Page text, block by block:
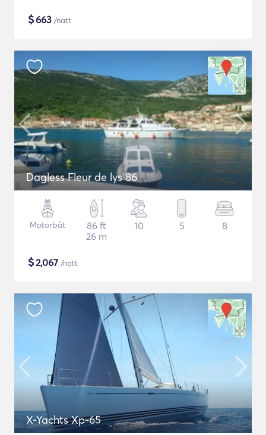
$663 /natt
Dagless Fleur de lys 86
Motorbåt
86 ft
26 m
10 5 8
$2,067 /natt
X-Yachts Xp-65